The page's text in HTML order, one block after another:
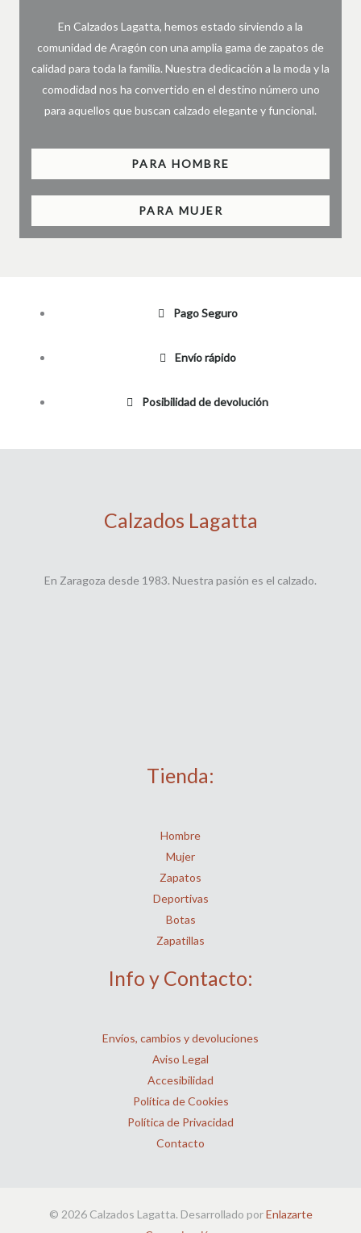
En Calzados Lagatta, hemos estado sirviendo a la
comunidad de Aragón con una amplia gama de zapatos de
calidad para toda la familia. Nuestra dedicación a la moda y la
comodidad nos ha convertido en el destino número uno
para aquellos que buscan calzado elegante y funcional.
PARA HOMBRE
PARA MUJER
Pago Seguro
Envío rápido
Posibilidad de devolución
Calzados Lagatta
En Zaragoza desde 1983. Nuestra pasión es el calzado.
Tienda:
Hombre
Mujer
Zapatos
Deportivas
Botas
Zapatillas
Info y Contacto:
Envíos, cambios y devoluciones
Aviso Legal
Accesibilidad
Política de Cookies
Política de Privacidad
Contacto
© 2026 Calzados Lagatta. Desarrollado porEnlazarte